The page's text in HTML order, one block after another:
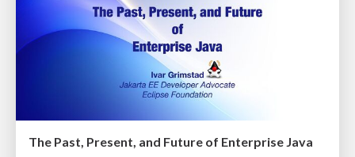
The Past, Present, and Future of Enterprise Java